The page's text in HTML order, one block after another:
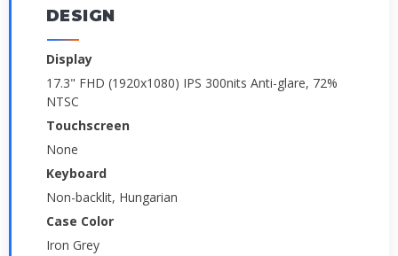
DESIGN
Display
17.3" FHD (1920x1080) IPS 300nits Anti-glare, 72%
NTSC
Touchscreen
None
Keyboard
Non-backlit, Hungarian
Case Color
Iron Grey